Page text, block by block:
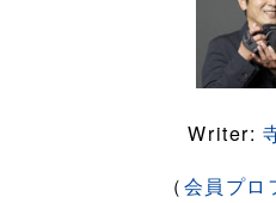
Writer:
（会員プロ